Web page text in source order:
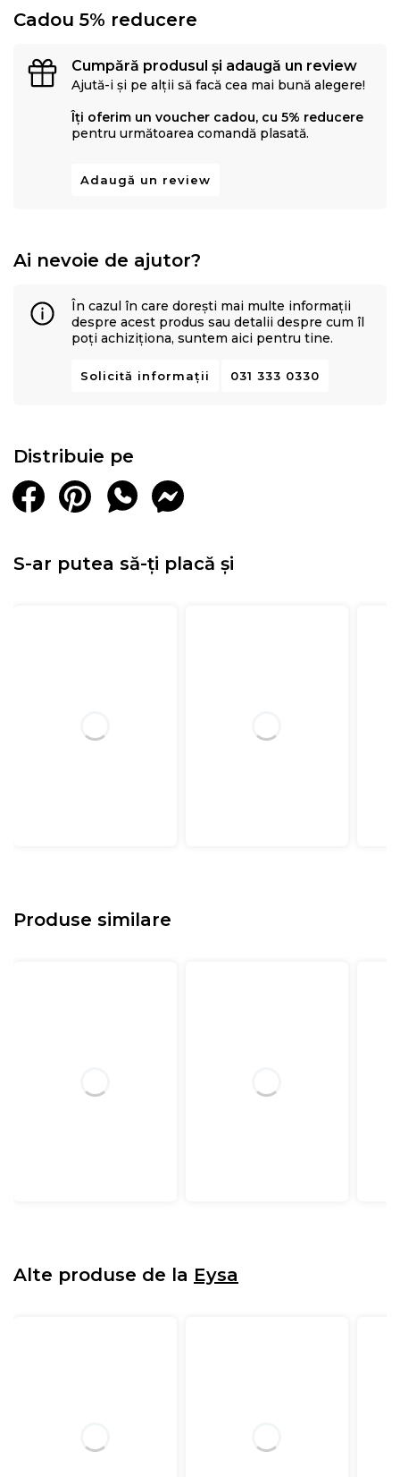
Cadou 5% reducere
Cumpără produsul și adaugă un review
Ajută-i și pe alții să facă cea mai bună alegere!
Îți oferim un voucher cadou, cu 5% reducere
pentru următoarea comandă plasată.
Adaugă un review
Ai nevoie de ajutor?
În cazul în care dorești mai multe informații
despre acest produs sau detalii despre cum îl
poți achiziționa, suntem aici pentru tine.
Solicită informații 031 333 0330
Distribuie pe
S-ar putea să-ți placă și
Produse similare
Alte produse de la Eysa